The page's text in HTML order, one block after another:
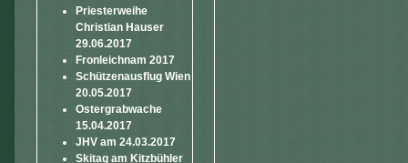
Priesterweihe
Christian Hauser
29.06.2017
Fronleichnam 2017
Schützenausflug Wien
20.05.2017
Ostergrabwache
15.04.2017
JHV am 24.03.2017
Skitag am Kitzbühler